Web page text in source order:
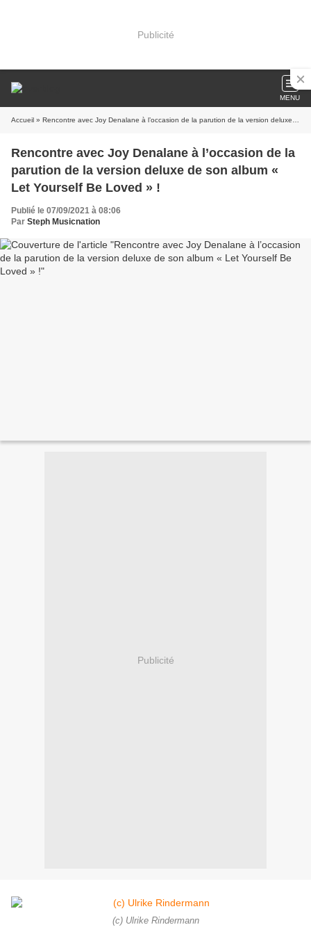
Publicité
MENU
Accueil » Rencontre avec Joy Denalane à l’occasion de la parution de la version deluxe de son album « Let Yourself Be Loved » !
Rencontre avec Joy Denalane à l’occasion de la
parution de la version deluxe de son album «
Let Yourself Be Loved » !
Publié le 07/09/2021 à 08:06
Par Steph Musicnation
Publicité
(c) Ulrike Rindermann